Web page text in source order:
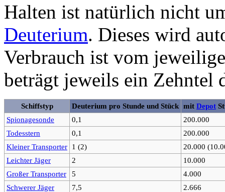
Halten ist natürlich nicht
Deuterium. Dieses wird
Verbrauch ist vom
beträgt jeweils ein Zehntel
Schiffstyp Deuterium pro Stunde und Stück mit Depot
Spionagesonde
0,1
200.000
Todesstern
0,1
200.000
Kleiner Transporter 1 (2)
20.000
Leichter Jäger
2
10.000
Großer Transporter
5
4.000
Schwerer Jäger
7,5
2.666